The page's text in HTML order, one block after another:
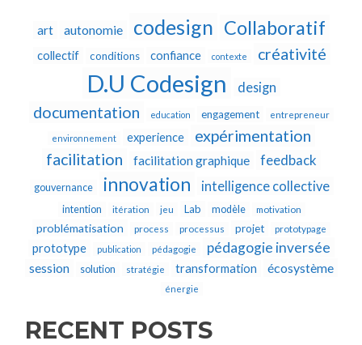
art autonomie codesign Collaboratif
collectif conditions confiance contexte créativité
D.U Codesign design
documentation education engagement entrepreneur
environnement experience
expérimentation
facilitation
facilitation graphique feedback
gouvernance innovation intelligence collective
intention itération jeu Lab modèle motivation
problématisation process processus projet prototypage
prototype publication pédagogie pédagogie inversée
session solution stratégie transformation écosystème
énergie
RECENT POSTS